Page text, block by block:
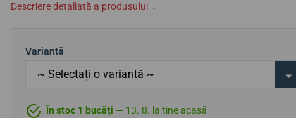
Descriere detaliată a produsului ↓
Variantă
În stoc 1 bucăți — 13. 8. la tine acasă